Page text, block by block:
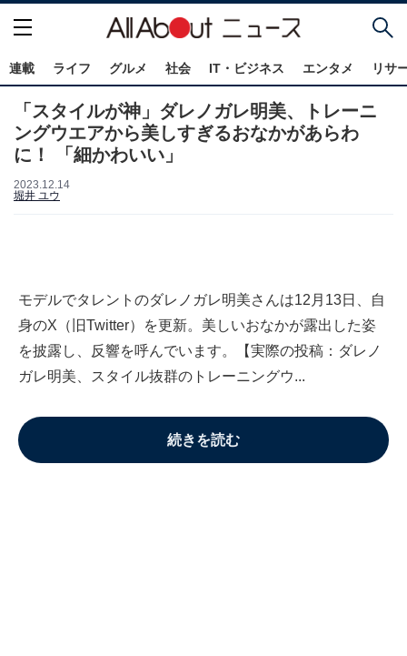
連載 ライフ グルメ 社会 IT・ビジネス エンタメ リサ
「スタイルが神」ダレノガレ明美、トレーニ
ングウエアから美しすぎるおなかがあらわ
に！ 「細かわいい」
2023.12.14
堀井 ユウ
モデルでタレントのダレノガレ明美さんは12月13日、自
身のX（旧Twitter）を更新。美しいおなかが露出した姿
を披露し、反響を呼んでいます。【実際の投稿：ダレノ
ガレ明美、スタイル抜群のトレーニングウ...
続きを読む